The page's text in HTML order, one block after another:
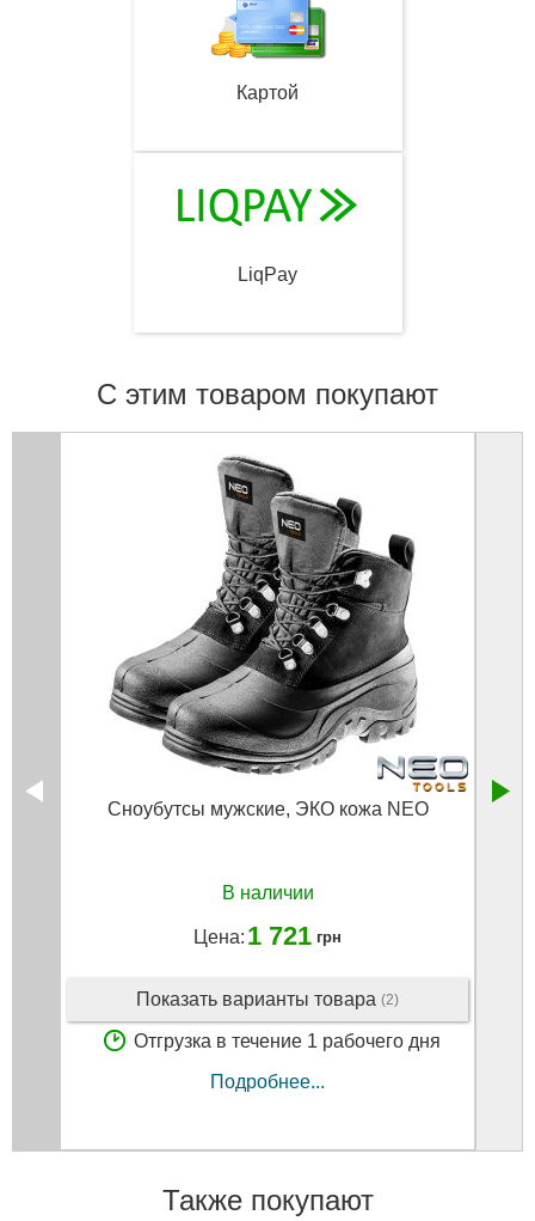
Картой
LiqPay
С этим товаром покупают
Сноубутсы мужские, ЭКО кожа NEO
В наличии
Цена: 1 721 грн
Показать варианты товара (2)
Отгрузка в течение 1 рабочего дня
Подробнее...
Также покупают